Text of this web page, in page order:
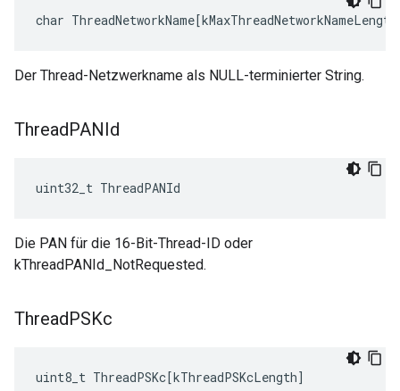
char
Der Thread-Netzwerkname als NULL-terminierter String.
ThreadPANId
uint32_t ThreadPANId
Die PAN für die 16-Bit-Thread-ID oder
kThreadPANId_NotRequested.
ThreadPSKc
uint8_t ThreadPSKc[kThreadPSKcLength]